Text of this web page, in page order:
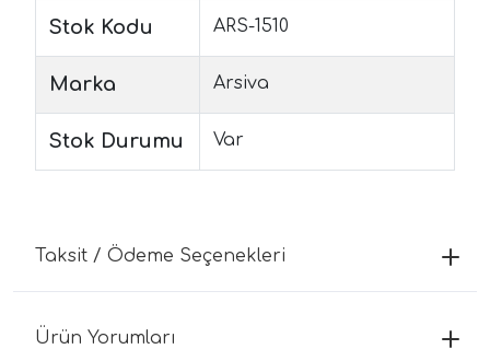
Stok Kodu ARS-1510
Marka Arsiva
Stok Durumu Var
Taksit / Ödeme Seçenekleri
Ürün Yorumları